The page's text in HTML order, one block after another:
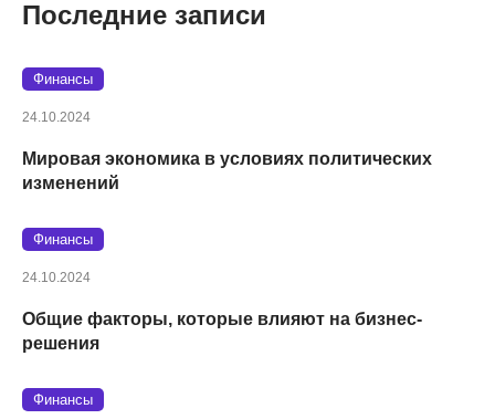
Последние записи
Финансы
24.10.2024
Мировая экономика в условиях политических
изменений
Финансы
24.10.2024
Общие факторы, которые влияют на бизнес-
решения
Финансы